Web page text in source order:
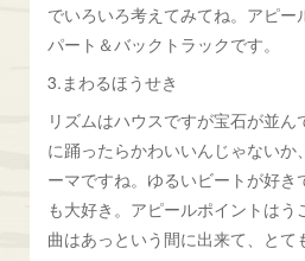
でいろいろ考えてみてね。アピ
パート＆バックトラックです。
3.まわるほうせき
リズムはハウスですが宝石が並ん
に踊ったらかわいいんじゃないか
ーマですね。ゆるいビートが好き
も大好き。アピールポイントは
曲はあっという間に出来て、とて